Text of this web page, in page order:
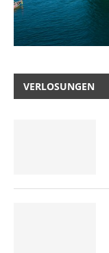
VERLOSUNGEN